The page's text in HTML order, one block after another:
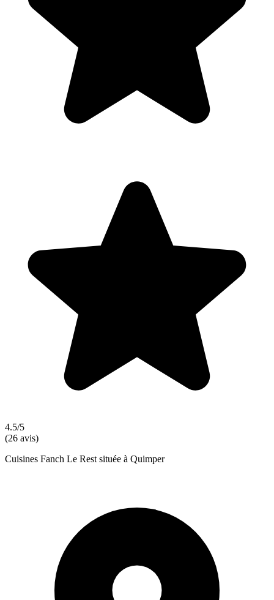
4.5/5
(26 avis)
Cuisines Fanch Le Rest située à Quimper